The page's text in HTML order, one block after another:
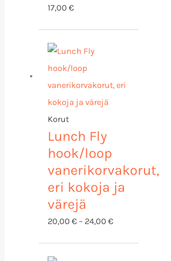
17,00 €
Korut
Lunch Fly
hook/loop
vanerikorvakorut,
eri kokoja ja
värejä
20,00 €– 24,00 €
24,00 €